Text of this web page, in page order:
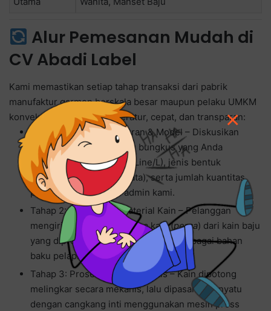
Alur Pemesanan Mudah di
CV Abadi Label
Kami memastikan setiap tahap transaksi dari pabrik
manufaktur garmen berskala besar maupun pelaku UMKM
konveksi berjalan secara teratur, cepat, dan transparan:
Tahap 1: Konsultasi Ukuran & Model – Diskusikan
ukuran diameter kancing bungkus yang Anda
butuhkan (dalam satuan Line/L), jenis bentuk
permukaan (cembung/rata), serta jumlah kuantitas
pesanan bersama tim admin kami.
Tahap 2: Pengiriman Material Kain – Pelanggan
mengirimkan potongan sisa kain (perca) dari kain baju
yang diproduksi ke workshop kami sebagai bahan
baku pelapis luar kancing.
Tahap 3: Proses Press Otomatis – Kain dipotong
melingkar secara mekanis, lalu dipasang menyatu
dengan cangkang inti menggunakan mesin press
×